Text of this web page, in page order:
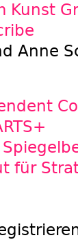
Kunst
Anne
für